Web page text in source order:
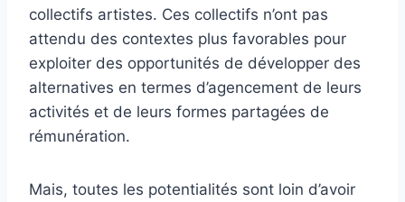
collectifs artistes. Ces collectifs n’ont pas
attendu des contextes plus favorables pour
exploiter des opportunités de développer des
alternatives en termes d’agencement de leurs
activités et de leurs formes partagées de
rémunération.
Mais, toutes les potentialités sont loin d’avoir